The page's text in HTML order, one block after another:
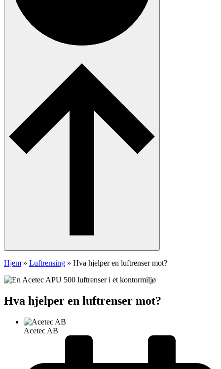
Hjem » Luftrensing » Hva hjelper en luftrenser mot?
Hva hjelper en luftrenser mot?
Acetec AB